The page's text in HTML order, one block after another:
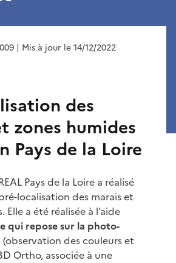
| Mis à jour le 14/12/2022
des
zones humides
Pays de la Loire
Pays de la Loire a réalisé
localisation des marais et
Elle a été réalisée à l’aide
qui repose sur la photo-
(observation des couleurs et
Ortho, associée à une